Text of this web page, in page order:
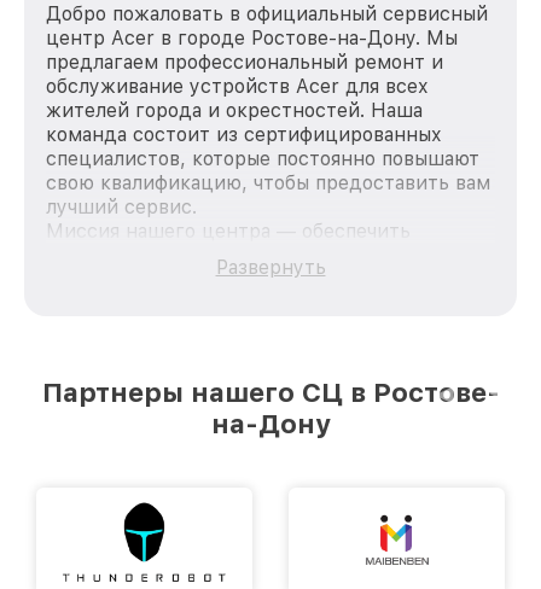
Добро пожаловать в официальный сервисный
центр Acer в городе Ростове-на-Дону. Мы
предлагаем профессиональный ремонт и
обслуживание устройств Acer для всех
жителей города и окрестностей. Наша
команда состоит из сертифицированных
специалистов, которые постоянно повышают
свою квалификацию, чтобы предоставить вам
лучший сервис.
Миссия нашего центра — обеспечить
качественный и доступный ремонт для
каждого пользователя продукции Acer, вне
лучшим сервисным центром Acer в городе
Ростове-на-Дону, постоянно повышая уровень
Развернуть
Партнеры нашего СЦ в Ростове-
на-Дону